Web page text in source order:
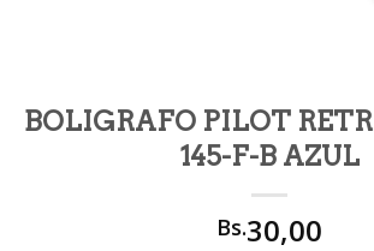
BOLIGRAFO PILOT
145-F-B AZUL
Bs.30,00